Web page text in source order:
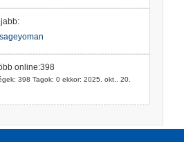
online:398
398 Tagok: 0 ekkor: 2025. okt.. 20.